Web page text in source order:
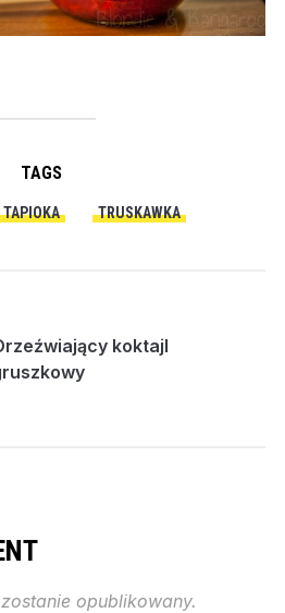
TAGS
TAPIOKA TRUSKAWKA
koktajl
opublikowany.